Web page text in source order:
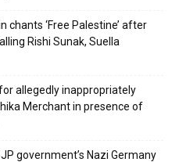
chants ‘Free Palestine’ after
Rishi Sunak, Suella
allegedly inappropriately
Merchant in presence of
government’s Nazi Germany